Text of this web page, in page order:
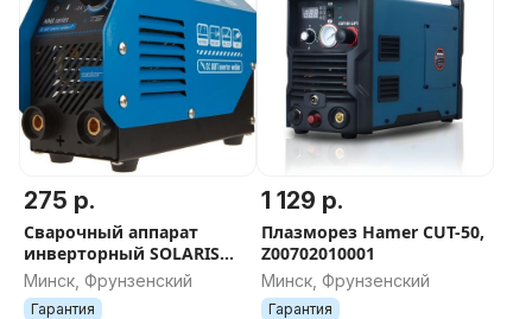
275 р.
Сварочный аппарат
инверторный SOLARIS
MMA-200D
Минск, Фрунзенский
Гарантия
1 129 р.
Плазморез Hamer CUT-50,
Z00702010001
Минск, Фрунзенский
Гарантия